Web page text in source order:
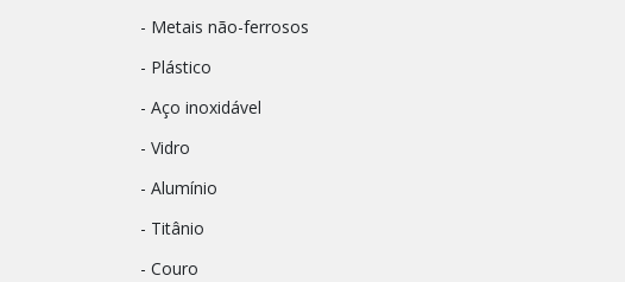
- Metais não-ferrosos
- Plástico
- Aço inoxidável
- Vidro
- Alumínio
- Titânio
- Couro